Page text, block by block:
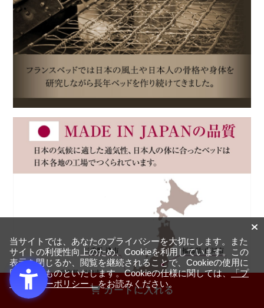
カートに入れる
当サイトでは、あなたのプライバシーを大切にします。また
サイトの利便性向上のため、Cookieを利用しています。この
表示を閉じるか、閲覧を継続されることで、Cookieの使用に
同意するものといたします。Cookieの仕様に関しては、「プ
ライバシーポリシー」をお読みください。